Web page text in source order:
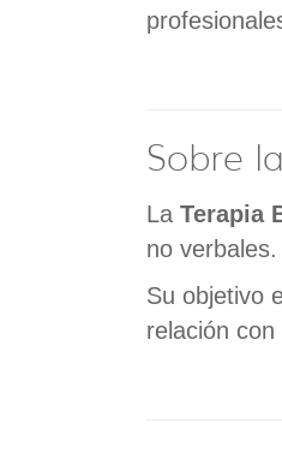
Sobre
La Terapia
no verbales.
Su objetivo
relación